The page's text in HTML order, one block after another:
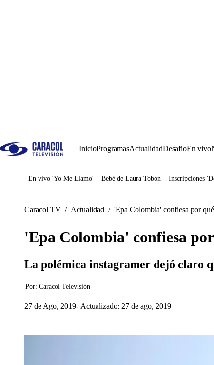
InicioProgramasActualidadDesafíoEn vivo
Juegos
En vivo 'Yo Me Llamo' Bebé de Laura Tobón Inscripciones
Caracol TV / Actualidad / 'Epa Colombia' confiesa por
'Epa Colombia' confiesa
La polémica instagramer dejó claro
Por: Caracol Televisión
27 de Ago, 2019 Actualizado: 27 de ago, 2019